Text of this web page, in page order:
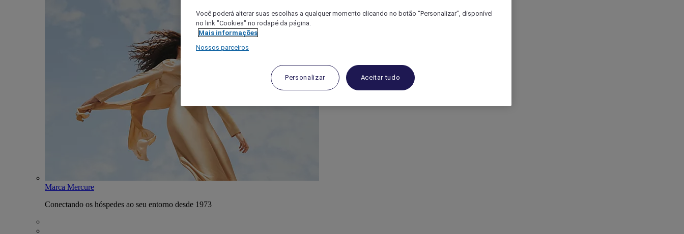
Marca Mercure
Conectando os hóspedes ao seu entorno desde 1973
Você poderá alterar suas escolhas a qualquer momento clicando no botão “Personalizar”, disponível
no link "Cookies" no rodapé da página.
Mais informações
Nossos parceiros
Personalizar Aceitar tudo